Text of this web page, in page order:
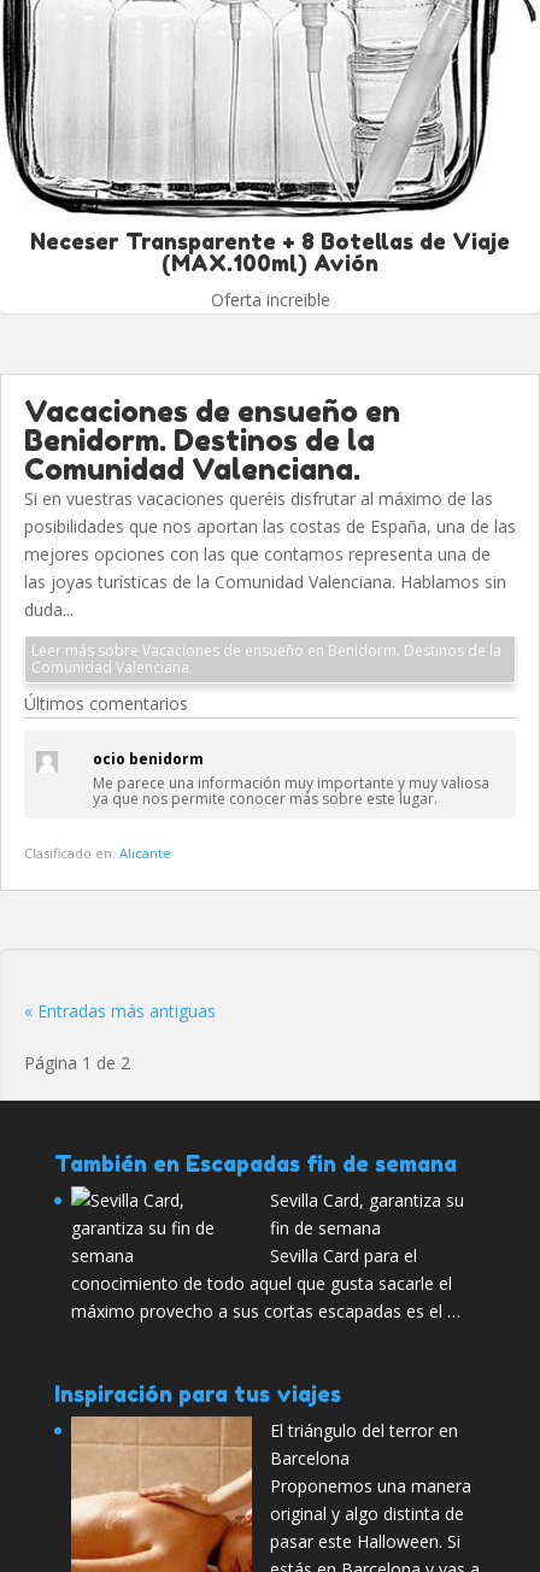
Neceser Transparente + 8 Botellas de Viaje
(MAX.100ml) Avión
Oferta increible
Vacaciones de ensueño en
Benidorm. Destinos de la
Comunidad Valenciana.
Si en vuestras vacaciones queréis disfrutar al máximo de las
posibilidades que nos aportan las costas de España, una de las
mejores opciones con las que contamos representa una de
las joyas turísticas de la Comunidad Valenciana. Hablamos sin
duda...
Leer más sobre Vacaciones de ensueño en Benidorm. Destinos de la
Comunidad Valenciana.
Últimos comentarios
ocio benidorm
Me parece una información muy importante y muy valiosa
ya que nos permite conocer más sobre este lugar.
Clasificado en: Alicante
« Entradas más antiguas
Página 1 de 2
También en Escapadas fin de semana
Sevilla Card, garantiza su
fin de semana
Sevilla Card para el
conocimiento de todo aquel que gusta sacarle el
máximo provecho a sus cortas escapadas es el …
Inspiración para tus viajes
El triángulo del terror en
Barcelona
Proponemos una manera
original y algo distinta de
pasar este Halloween. Si